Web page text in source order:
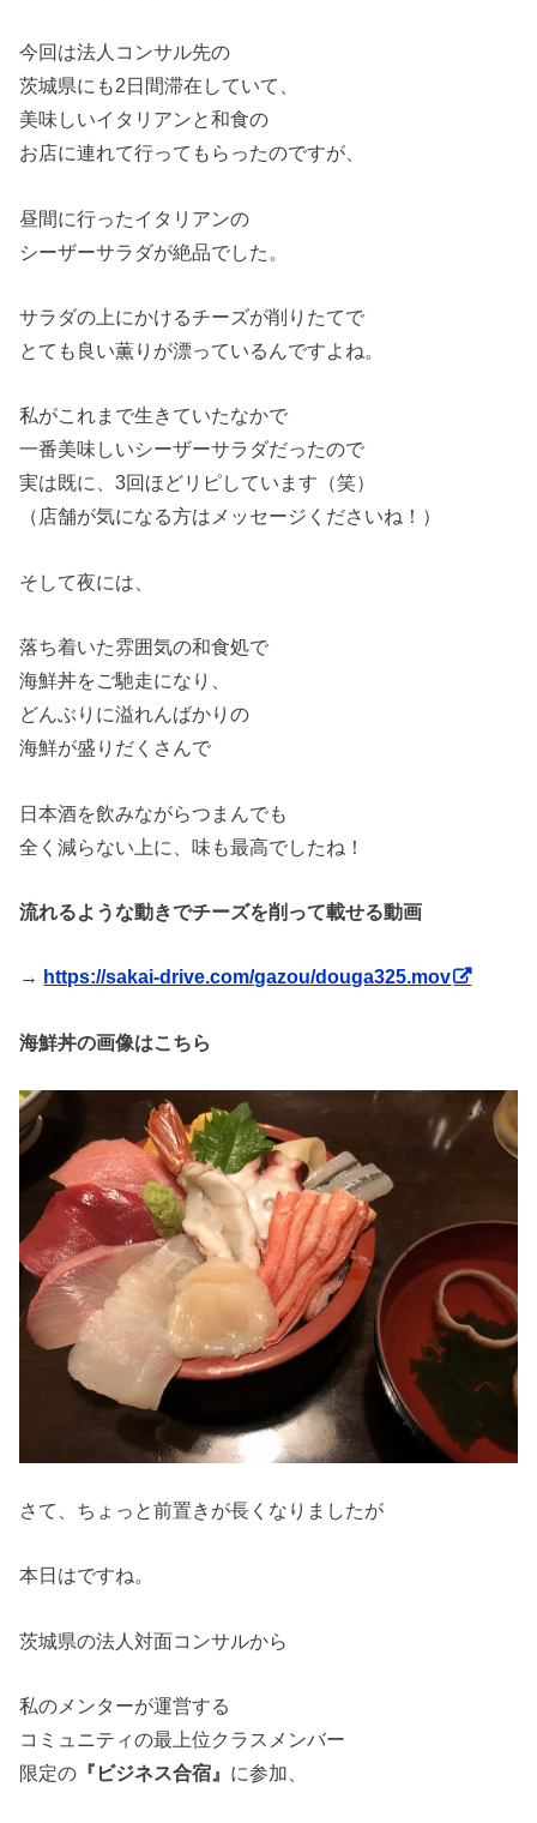
今回は法人コンサル先の
茨城県にも2日間滞在していて、
美味しいイタリアンと和食の
お店に連れて行ってもらったのですが、
昼間に行ったイタリアンの
シーザーサラダが絶品でした。
サラダの上にかけるチーズが削りたてで
とても良い薫りが漂っているんですよね。
私がこれまで生きていたなかで
一番美味しいシーザーサラダだったので
実は既に、3回ほどリピしています（笑）
（店舗が気になる方はメッセージくださいね！）
そして夜には、
落ち着いた雰囲気の和食処で
海鮮丼をご馳走になり、
どんぶりに溢れんばかりの
海鮮が盛りだくさんで
日本酒を飲みながらつまんでも
全く減らない上に、味も最高でしたね！
流れるような動きでチーズを削って載せる動画
→ https://sakai-drive.com/gazou/douga325.mov
海鮮丼の画像はこちら
さて、ちょっと前置きが長くなりましたが
本日はですね。
茨城県の法人対面コンサルから
私のメンターが運営する
コミュニティの最上位クラスメンバー
限定の 『ビジネス合宿』 に参加、